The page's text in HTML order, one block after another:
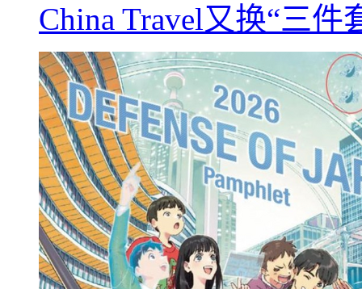
China Travel又换“三